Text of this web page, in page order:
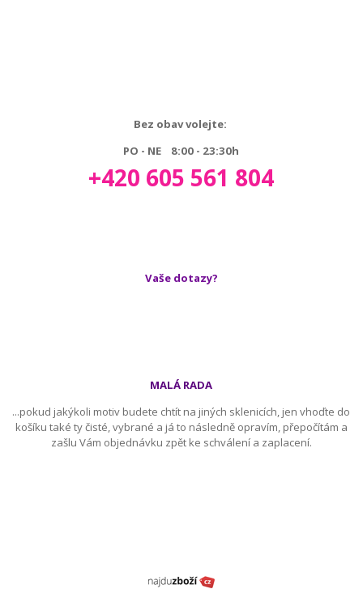
Bez obav volejte:
PO - NE 8:00 - 23:30h
+420 605 561 804
Vaše dotazy?
MALÁ RADA
...pokud jakýkoli motiv budete chtít na jiných sklenicích, jen vhoďte do
košíku také ty čisté, vybrané a já to následně opravím, přepočítám a
zašlu Vám objednávku zpět ke schválení a zaplacení.